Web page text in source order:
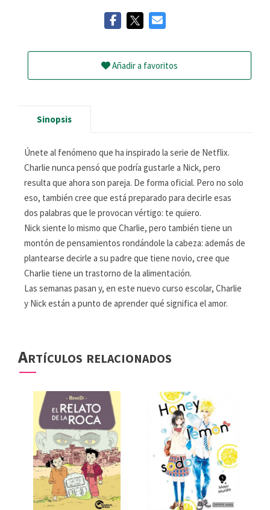
Añadir a favoritos
Sinopsis
Únete al fenómeno que ha inspirado la serie de Netflix.
Charlie nunca pensó que podría gustarle a Nick, pero
resulta que ahora son pareja. De forma oficial. Pero no solo
eso, también cree que está preparado para decirle esas
dos palabras que le provocan vértigo: te quiero.
Nick siente lo mismo que Charlie, pero también tiene un
montón de pensamientos rondándole la cabeza: además de
plantearse decirle a su padre que tiene novio, cree que
Charlie tiene un trastorno de la alimentación.
Las semanas pasan y, en este nuevo curso escolar, Charlie
y Nick están a punto de aprender qué significa el amor.
Artículos relacionados